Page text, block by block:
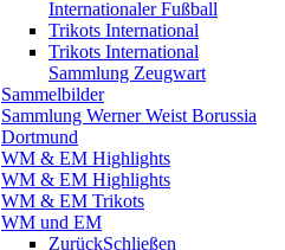
Internationaler Fußball
Trikots International
Trikots International
Sammlung Zeugwart
Sammelbilder
Sammlung Werner Weist Borussia
Dortmund
WM & EM Highlights
WM & EM Highlights
WM & EM Trikots
WM und EM
ZurückSchließen